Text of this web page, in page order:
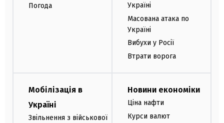
Погода
Україні
Масована атака по
Україні
Вибухи у Росії
Втрати ворога
Мобілізація в
Україні
Звільнення з військової
Новини економіки
Ціна нафти
Курси валют